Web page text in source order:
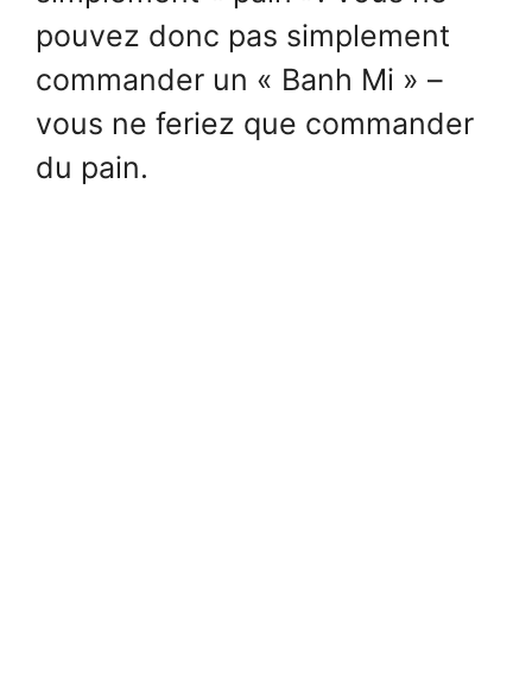
pouvez donc pas simplement
commander un « Banh Mi » –
vous ne feriez que commander
du pain.